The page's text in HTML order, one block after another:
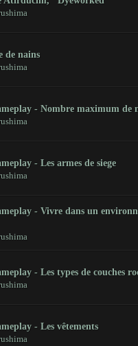
de nains
- Nombre maximum de
- Les armes de siege
- Vivre dans un
- Les types de couches
- Les vêtements